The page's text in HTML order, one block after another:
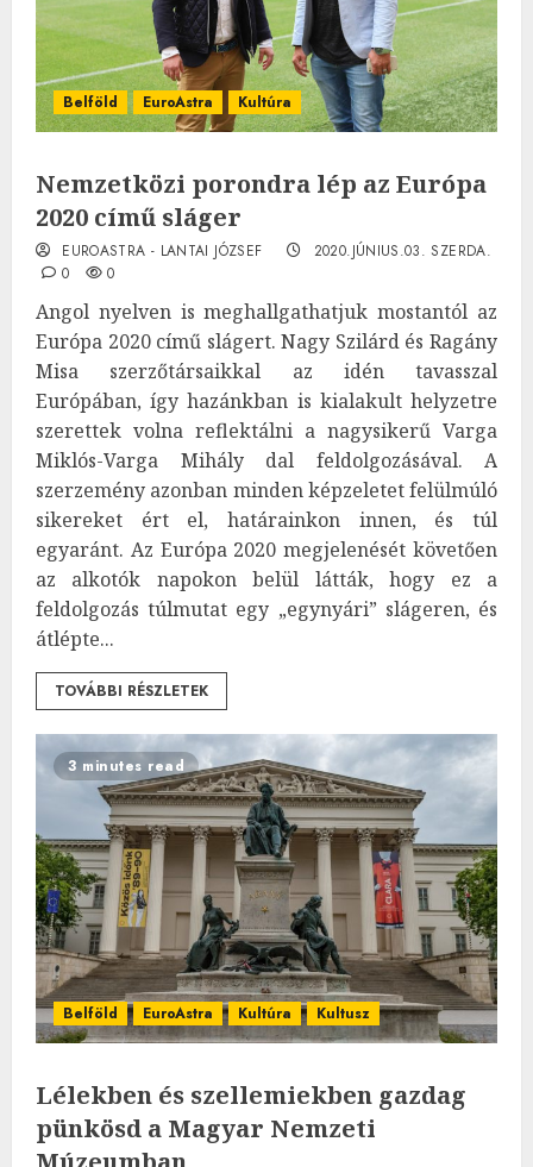
Belföld EuroAstra Kultúra
Nemzetközi porondra lép az Európa
2020 című sláger
EUROASTRA - LANTAI JÓZSEF
2020.JÚNIUS.03. SZERDA.
0
0
Angol nyelven is meghallgathatjuk mostantól az
Európa 2020 című slágert. Nagy Szilárd és Ragány
Misa szerzőtársaikkal az idén tavasszal
Európában, így hazánkban is kialakult helyzetre
szerettek volna reflektálni a nagysikerű Varga
Miklós-Varga Mihály dal feldolgozásával. A
szerzemény azonban minden képzeletet felülmúló
sikereket ért el, határainkon innen, és túl
egyaránt. Az Európa 2020 megjelenését követően
az alkotók napokon belül látták, hogy ez a
feldolgozás túlmutat egy „egynyári” slágeren, és
átlépte...
TOVÁBBI RÉSZLETEK
3 minutes read
Belföld EuroAstra Kultúra Kultusz
Lélekben és szellemiekben gazdag
pünkösd a Magyar Nemzeti